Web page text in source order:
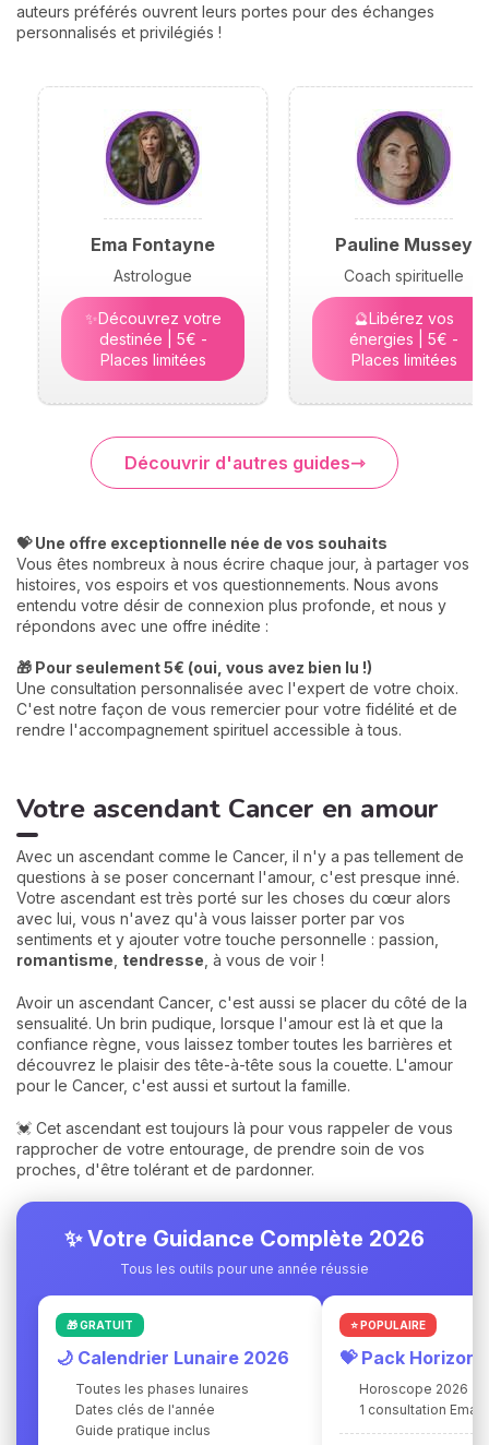
auteurs préférés ouvrent leurs portes pour des échanges
personnalisés et privilégiés !
Ema Fontayne
Astrologue
✨Découvrez votre
destinée | 5€ -
Places limitées
Pauline Mussey
Coach spirituelle
🔮Libérez vos
énergies | 5€ -
Places limitées
Découvrir d'autres guides
💝 Une offre exceptionnelle née de vos souhaits
Vous êtes nombreux à nous écrire chaque jour, à partager vos
histoires, vos espoirs et vos questionnements. Nous avons
entendu votre désir de connexion plus profonde, et nous y
répondons avec une offre inédite :
🎁 Pour seulement 5€ (oui, vous avez bien lu !)
Une consultation personnalisée avec l'expert de votre choix.
C'est notre façon de vous remercier pour votre fidélité et de
rendre l'accompagnement spirituel accessible à tous.
Votre ascendant Cancer en amour
Avec un ascendant comme le Cancer, il n'y a pas tellement de
questions à se poser concernant l'amour, c'est presque inné.
Votre ascendant est très porté sur les choses du cœur alors
avec lui, vous n'avez qu'à vous laisser porter par vos
sentiments et y ajouter votre touche personnelle : passion,
romantisme tendresse , à vous de voir !
Avoir un ascendant Cancer, c'est aussi se placer du côté de la
sensualité. Un brin pudique, lorsque l'amour est là et que la
confiance règne, vous laissez tomber toutes les barrières et
découvrez le plaisir des tête-à-tête sous la couette. L'amour
pour le Cancer, c'est aussi et surtout la famille.
💓 Cet ascendant est toujours là pour vous rappeler de vous
rapprocher de votre entourage, de prendre soin de vos
proches, d'être tolérant et de pardonner.
✨ Votre Guidance Complète 2026
Tous les outils pour une année réussie
🎁 GRATUIT
🌙 Calendrier Lunaire 2026
Toutes les phases lunaires
Dates clés de l'année
Guide pratique inclus
⭐ POPULAIRE
💝 Pack Horizon
Horoscope 2026
1 consultation Ema